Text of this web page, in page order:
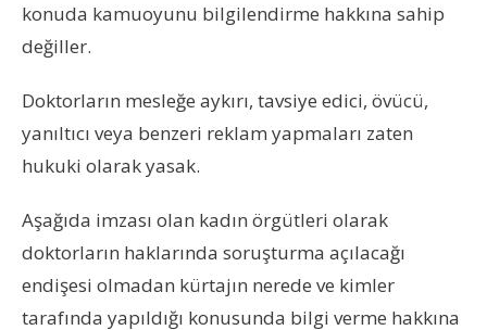
konuda kamuoyunu bilgilendirme hakkına sahip
değiller.
Doktorların mesleğe aykırı, tavsiye edici, övücü,
yanıltıcı veya benzeri reklam yapmaları zaten
hukuki olarak yasak.
Aşağıda imzası olan kadın örgütleri olarak
doktorların haklarında soruşturma açılacağı
endişesi olmadan kürtajın nerede ve kimler
tarafında yapıldığı konusunda bilgi verme hakkına